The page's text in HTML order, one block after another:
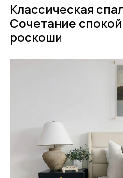
Классическая
Сочетание
роскоши